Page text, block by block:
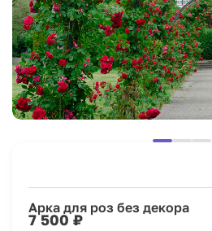
Арка для роз без декора
7 500 ₽